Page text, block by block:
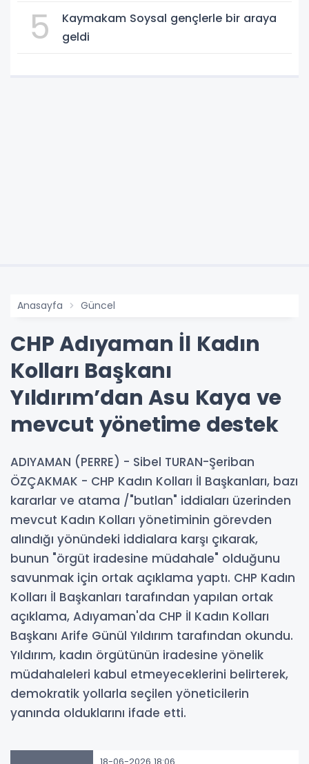
5
Kaymakam Soysal gençlerle bir araya
geldi
Anasayfa Güncel
CHP Adıyaman İl Kadın
Kolları Başkanı
Yıldırım’dan Asu Kaya ve
mevcut yönetime destek
ADIYAMAN (PERRE) - Sibel TURAN-Şeriban
ÖZÇAKMAK - CHP Kadın Kolları İl Başkanları, bazı
kararlar ve atama /"butlan" iddiaları üzerinden
mevcut Kadın Kolları yönetiminin görevden
alındığı yönündeki iddialara karşı çıkarak,
bunun "örgüt iradesine müdahale" olduğunu
savunmak için ortak açıklama yaptı. CHP Kadın
Kolları İl Başkanları tarafından yapılan ortak
açıklama, Adıyaman'da CHP İl Kadın Kolları
Başkanı Arife Günül Yıldırım tarafından okundu.
Yıldırım, kadın örgütünün iradesine yönelik
müdahaleleri kabul etmeyeceklerini belirterek,
demokratik yollarla seçilen yöneticilerin
yanında olduklarını ifade etti.
18-06-2026 18:06